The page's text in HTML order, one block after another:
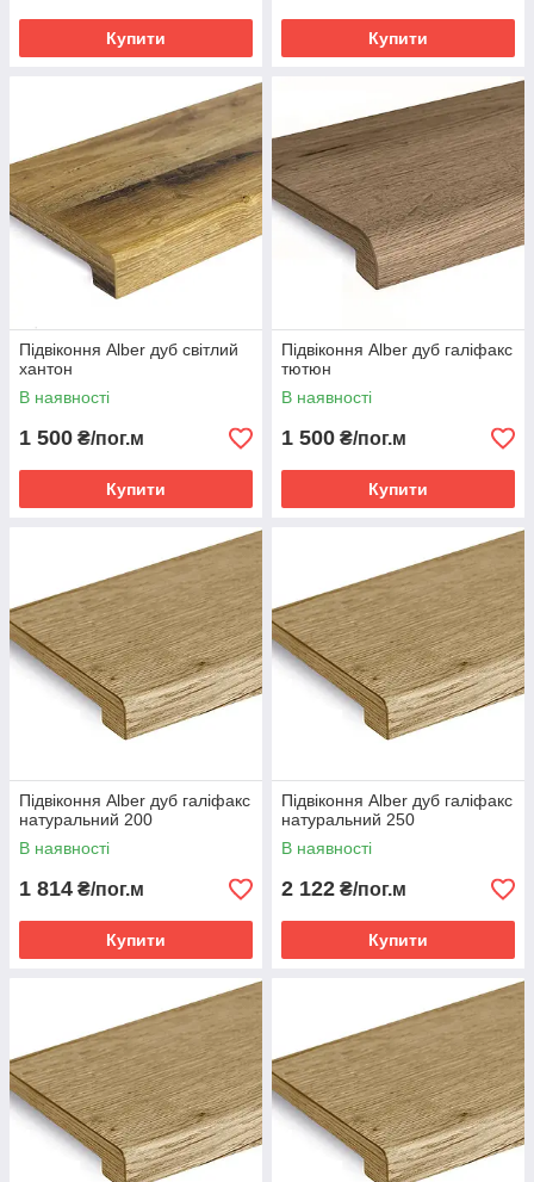
Купити Купити
Підвіконня Alber дуб світлий
хантон
В наявності
1 500 ₴/пог.м
Купити
Підвіконня Alber дуб галіфакс
тютюн
В наявності
1 500 ₴/пог.м
Купити
Підвіконня Alber дуб галіфакс
натуральний 200
В наявності
1 814 ₴/пог.м
Купити
Підвіконня Alber дуб галіфакс
натуральний 250
В наявності
2 122 ₴/пог.м
Купити